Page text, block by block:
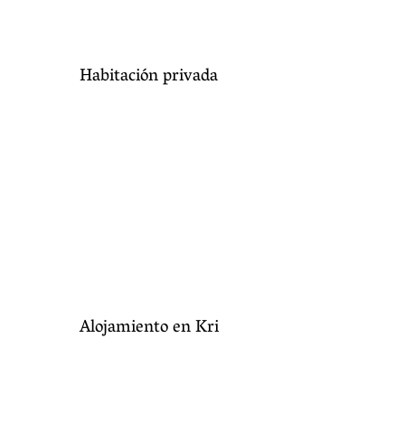
Habitación privada
Alojamiento en Kri